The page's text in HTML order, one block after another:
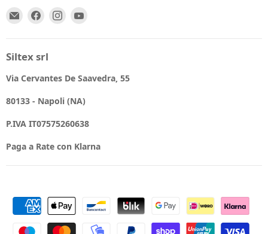
Email
Trovaci Trovaci
Siltex srl
Via Cervantes De Saavedra, 55
80133 - Napoli (NA)
P.IVA IT07575260638
Paga a Rate con Klarna